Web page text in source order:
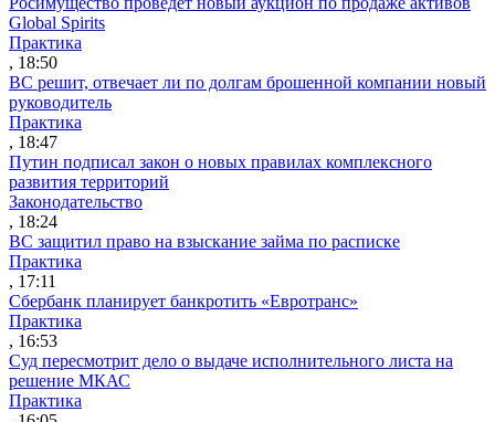
Global Spirits
Практика
, 18:50
ВС решит, отвечает ли по долгам брошенной компании новый
руководитель
Практика
, 18:47
Путин подписал закон о новых правилах комплексного
развития территорий
Законодательство
, 18:24
ВС защитил право на взыскание займа по расписке
Практика
, 17:11
Сбербанк планирует банкротить «Евротранс»
Практика
, 16:53
Суд пересмотрит дело о выдаче исполнительного листа на
решение МКАС
Практика